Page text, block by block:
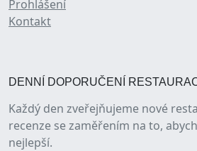
Prohlášení
Kontakt
DENNÍ DOPORUČENÍ
Každý den zveřejňujeme nové
recenze se zaměřením na to,
nejlepší.